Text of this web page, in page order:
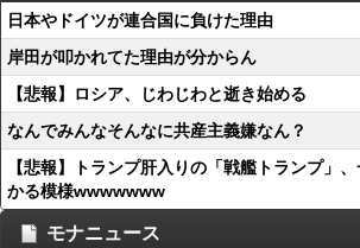
日本やドイツが連合国に負けた理由
岸田が叩かれてた理由が分からん
【悲報】ロシア、じわじわと逝き始める
なんでみんなそんなに共産主義嫌なん？
【悲報】トランプ肝入りの「戦艦トランプ」
かる模様wwwwwww
モナニュース